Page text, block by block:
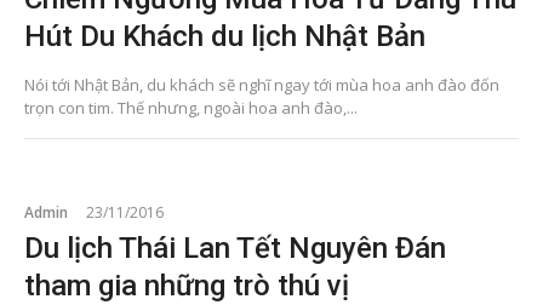
Hút Du Khách du lịch Nhật Bản
Nói tới Nhật Bản, du khách sẽ nghĩ ngay tới mùa hoa anh đào đốn
trọn con tim. Thế nhưng, ngoài hoa anh đào,...
Admin 23/11/2016
Du lịch Thái Lan Tết Nguyên Đán
tham gia những trò thú vị